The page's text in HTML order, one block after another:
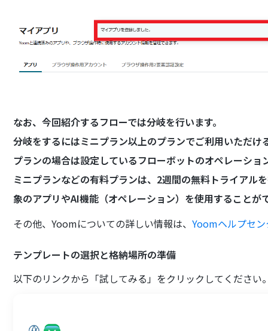
なお、今回紹介するフローでは分岐を行います。
分岐をするにはミニプラン以上のプランでご利用いただ
プランの場合は設定しているフローボットのオペレーシ
ミニプランなどの有料プランは、2週間の無料トライアル
象のアプリやAI機能（オペレーション）を使用することが
その他、Yoomについての詳しい情報は、Yoomヘルプセ
テンプレートの選択と格納場所の準備
以下のリンクから「試してみる」をクリックしてください